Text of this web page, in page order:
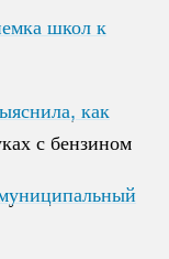
школ к
школ к
как
с бензином
как
с бензином